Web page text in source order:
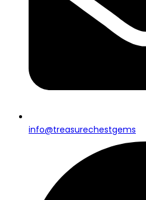
info@treasurechestgems